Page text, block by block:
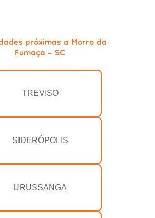
próximas a Morro da
Fumaça - SC
TREVISO
SIDERÓPOLIS
URUSSANGA